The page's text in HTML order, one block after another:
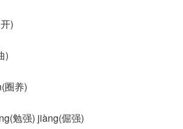
)
)
圈养)
勉强) jiàng(倔强)